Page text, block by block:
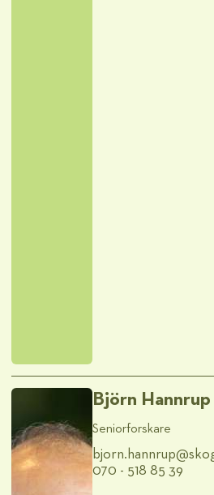
Björn Hannrup
Seniorforskare
070 - 518 85 39